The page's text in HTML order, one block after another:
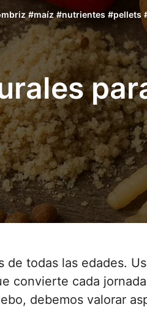
#maíz #nutrientes #pellets
de todas las edades.
convierte cada
debemos valorar